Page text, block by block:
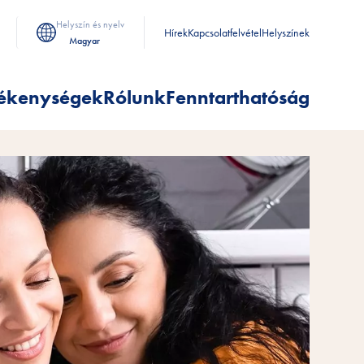
Helyszín és nyelv
Magyar
HírekKapcsolatfelvételHelyszínek
RólunkFenntarthatóság